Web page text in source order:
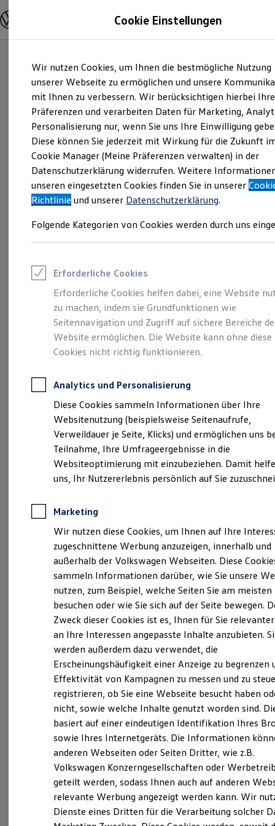
Hauptinhalt
springen
Footer
springen
Modelle und Konfigurator
Modelle vergleichen
Elektroautos
ENERGY Sondermodelle
Nutzfahrzeuge
SUV und CUV
Familienautos
Kombis
Kompaktwagen
Sportwagen
Schnell verfügbare Fahrzeuge
Angebote und Produkte
Aktuelle Angebote
E-Auto-Förderung
Volkswagen Marktplatz
Junge Gebrauchtwagen und Gebrauchtwagen
Saisonangebote
Leasing
Leasing-Angebote
Gebrauchtwagen Leasing
Junge Gebrauchtwagen-Leasing
Elektroauto Leasing
Kleinwagen-Leasing
Leasing ohne Anzahlung
Autokredit mit Schlussrate
Versicherungen und Garantien
Kfz-Versicherung
Restschuldversicherungen
Garantien
Wartungsverträge
Geschäftskunden
Professional Class bei Volkswagen
Großkunden
Behörden
Anpfiff zum Gewinn
Elektroautos
ID. Tutorials
Elektrofahrzeugkonzepte
Reichweite
Reichweite der ID. Modelle
Reichweite im Winter
Laden
Laden unterwegs
Laden Zuhause
Ladezeitensimulator
Batterie
Sicherheit
Garantie und Lebensdauer
Nachhaltigkeit
Technologie
Kosten und Kauf
Verbrauchskosten
Kaufoptionen
E-Auto-Förderung
Software und Konnektivität
Die ID. Software 6
ID. Software Versionen und Updates
Digitale Extras
Schnittstellen zu Ihrem ID.
Auto Köhler gehört zu
denzehn besten
Volkswagen-
Händlern in
Deutschland
Auto Köhler gehört zu den
zehn besten Volkswagen-
Händlern in Deutschland.
15.09.2022
Der Mainburger Familienbetrieb wurde vom VW
Konzern als einer der zehn besten Händler
ausgezeichnet – von insgesamt knapp 900.
Auto Köhler erhielt im „Retail Excellence Award“
eine der wenigen Höchstbewertungen mit sieben
Sternen.
Bei den Bewertungskriterien lag der Fokus neben
den vertrieblichen Kennzahlen speziell auf
Themen wie Kundenzufriedenheit,
Prozesssicherheit, Bewertungsmanagement,
Zukunftsorientierung und Digitalisierung.
„Ich nehme die Auszeichnung stellvertretend für
Cookie Einstellungen
Wir nutzen Cookies, um Ihnen die bestmögliche Nutzung
unserer Webseite zu ermöglichen und unsere
mit Ihnen zu verbessern. Wir berücksichtigen hierbei Ihre
Präferenzen und verarbeiten Daten für Marketing,
Personalisierung nur, wenn Sie uns Ihre Einwilligung
Diese können Sie jederzeit mit Wirkung für die Zukunft
Cookie Manager (Meine Präferenzen verwalten) in der
Datenschutzerklärung widerrufen. Weitere
unseren eingesetzten Cookies finden Sie in unserer
Richtlinie und unserer Datenschutzerklärung.
Folgende Kategorien von Cookies werden durch uns
Erforderliche Cookies
Erforderliche Cookies helfen dabei, eine Website
zu machen, indem sie Grundfunktionen wie
Seitennavigation und Zugriff auf sichere Bereiche
Website ermöglichen. Die Website kann ohne diese
Cookies nicht richtig funktionieren.
Analytics und Personalisierung
Diese Cookies sammeln Informationen über Ihre
Websitenutzung (beispielsweise Seitenaufrufe,
Verweildauer je Seite, Klicks) und ermöglichen uns
Teilnahme, Ihre Umfrageergebnisse in die
Websiteoptimierung mit einzubeziehen. Damit
uns, Ihr Nutzererlebnis persönlich auf Sie
Marketing
Wir nutzen diese Cookies, um Ihnen auf Ihre
zugeschnittene Werbung anzuzeigen, innerhalb und
außerhalb der Volkswagen Webseiten. Diese
sammeln Informationen darüber, wie Sie unsere
nutzen, zum Beispiel, welche Seiten Sie am meisten
besuchen oder wie Sie sich auf der Seite bewegen.
Zweck dieser Cookies ist es, Ihnen für Sie
an Ihre Interessen angepasste Inhalte anzubieten.
werden außerdem dazu verwendet, die
Erscheinungshäufigkeit einer Anzeige zu begrenzen
Effektivität von Kampagnen zu messen und zu
registrieren, ob Sie eine Webseite besucht haben
nicht, sowie welche Inhalte genutzt worden sind.
basiert auf einer eindeutigen Identifikation Ihres
sowie Ihres Internetgeräts. Die Informationen
anderen Webseiten oder Seiten Dritter, wie z.B.
Volkswagen Konzerngesellschaften oder
geteilt werden, sodass Ihnen auch auf anderen
relevante Werbung angezeigt werden kann. Wir
Dienste eines Dritten für die Verarbeitung solcher